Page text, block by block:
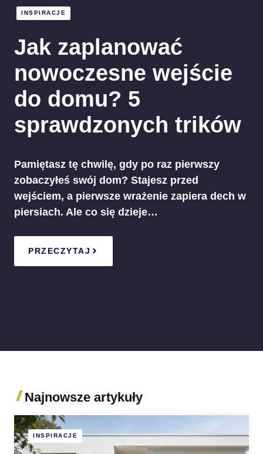
INSPIRACJE
Jak zaplanować
nowoczesne wejście
do domu? 5
sprawdzonych trików
Pamiętasz tę chwilę, gdy po raz pierwszy
zobaczyłeś swój dom? Stajesz przed
wejściem, a pierwsze wrażenie zapiera dech w
piersiach. Ale co się dzieje…
PRZECZYTAJ
Najnowsze artykuły
INSPIRACJE